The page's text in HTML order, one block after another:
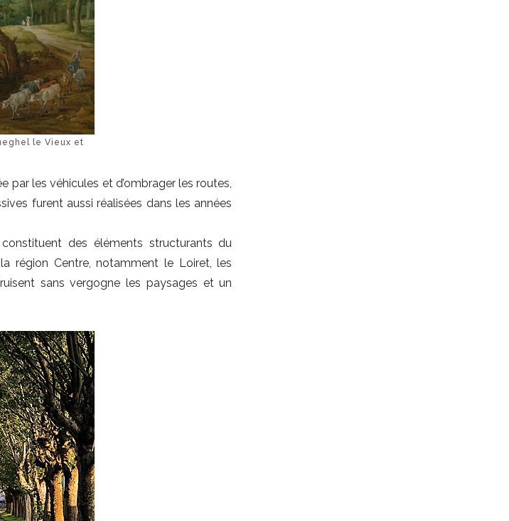
le Vieux et
par les véhicules et d’ombrager les routes,
furent aussi réalisées dans les années
des éléments structurants du
région Centre, notamment le Loiret, les
sans vergogne les paysages et un